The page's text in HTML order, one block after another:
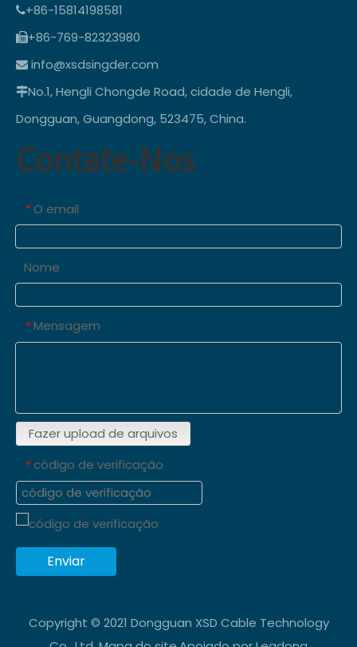
+86-15814198581
+86-769-82323980
 info@xsdsingder.com
No.1, Hengli Chongde Road, cidade de Hengli,
Dongguan, Guangdong, 523475, China.
Contate-Nos
* O email
Nome
* Mensagem
Fazer upload de arquivos
* código de verificação
Enviar
Copyright © 2021 Dongguan XSD Cable Technology